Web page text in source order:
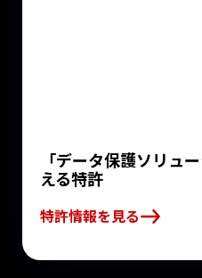
「データ保護ソリュ
える特許
特許情報を見る